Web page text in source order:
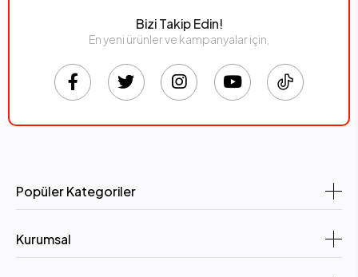
Bizi Takip Edin!
En yeni ürünler ve kampanyalar için,
Popüler Kategoriler
Kurumsal